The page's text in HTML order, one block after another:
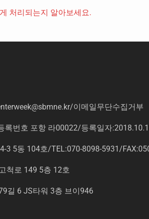
처리되는지 알아보세요.
/이메일무단수집거부
번호 포항 라00022/등록일자
3 5동 104호/TEL:070-8098-5931/
척로 149 5층 12호
길 6 JS타워 3층 브이946